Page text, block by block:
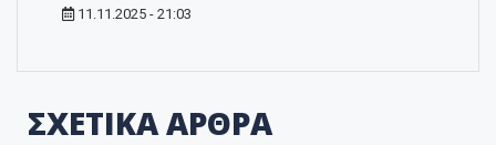
11.11.2025 - 21:03
ΣΧΕΤΙΚΑ ΑΡΘΡΑ